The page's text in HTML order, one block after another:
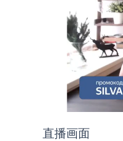
直播画面